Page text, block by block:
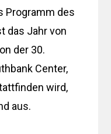
Programm des
das Jahr von
der 30.
Center,
wird,
aus.